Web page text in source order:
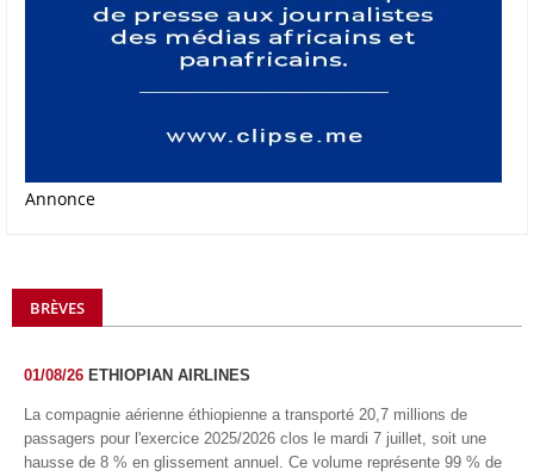
Annonce
BRÈVES
01/08/26 ETHIOPIAN AIRLINES
La compagnie aérienne éthiopienne a transporté 20,7 millions de
passagers pour l'exercice 2025/2026 clos le mardi 7 juillet, soit une
hausse de 8 % en glissement annuel. Ce volume représente 99 % de